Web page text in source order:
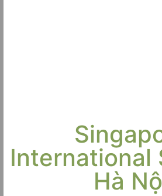
International
Hà